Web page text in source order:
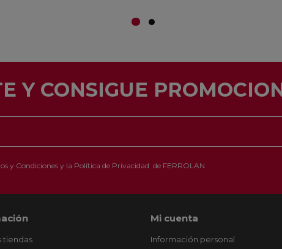
Y CONSIGUE
y Condicionesy la Política de Privacidad de FERROLAN
tiendas
Mi cuenta
Información personal